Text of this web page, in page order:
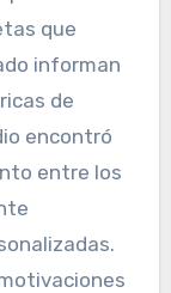
que
informan
de
encontró
entre los